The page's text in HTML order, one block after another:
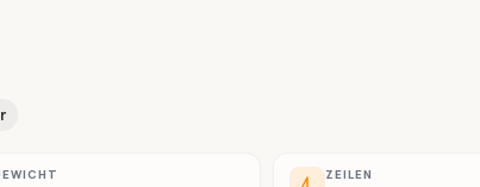
ZEILEN